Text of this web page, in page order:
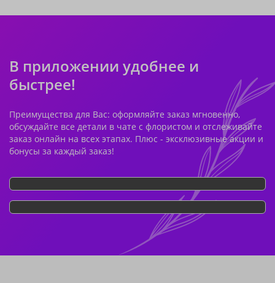
В приложении удобнее и
быстрее!
Преимущества для Вас: оформляйте заказ мгновенно,
обсуждайте все детали в чате с флористом и отслеживайте
заказ онлайн на всех этапах. Плюс - эксклюзивные акции и
бонусы за каждый заказ!